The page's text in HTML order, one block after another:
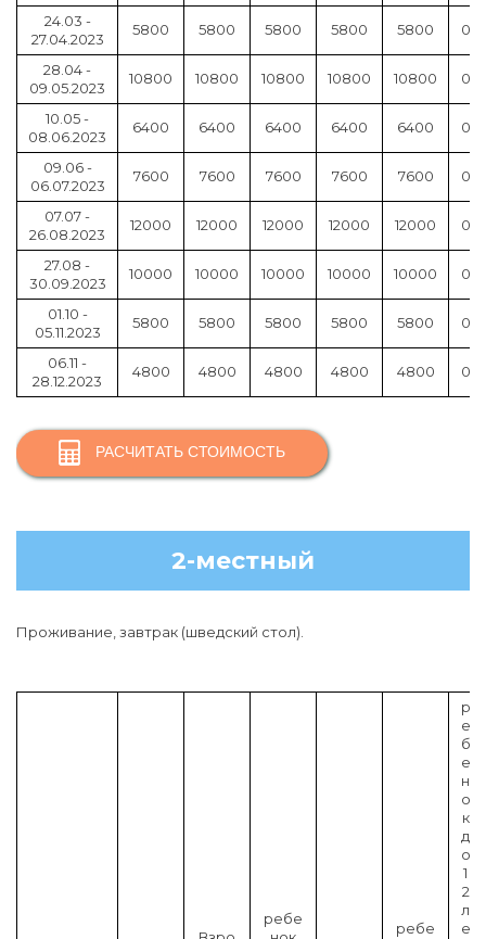
24.03 -
27.04.2023
5800 5800 5800 5800 5800 0
28.04 -
09.05.2023
10800 10800 10800 10800 10800 0
10.05 -
08.06.2023
6400 6400 6400 6400 6400 0
09.06 -
06.07.2023
7600 7600 7600 7600 7600 0
07.07 -
26.08.2023
12000 12000 12000 12000 12000 0
27.08 -
30.09.2023
10000 10000 10000 10000 10000 0
01.10 -
05.11.2023
5800 5800 5800 5800 5800 0
06.11 -
28.12.2023
4800 4800 4800 4800 4800 0
РАСЧИТАТЬ СТОИМОСТЬ
2-местный
Проживание, завтрак (шведский стол).
ребе
ребе
р
е
б
е
н
о
к
д
о
1
2
л
е